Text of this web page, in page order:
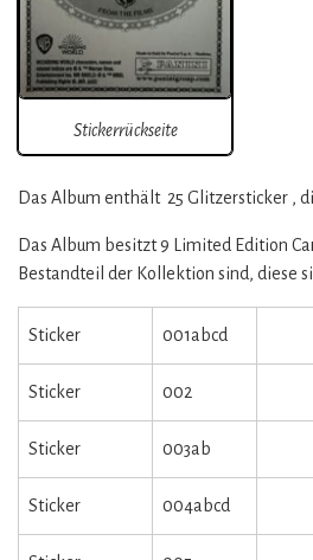
Stickerrückseite
Das Album enthält 25 Glitzersticker ,
Das Album besitzt 9 Limited Edition
Bestandteil der Kollektion sind, diese
Sticker 001abcd
Sticker 002
Sticker 003ab
Sticker 004abcd